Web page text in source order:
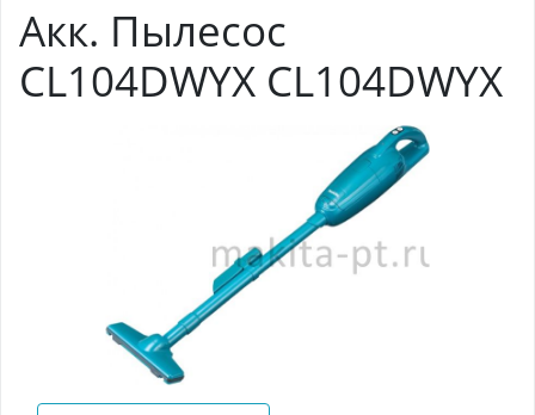
Акк. Пылесос
CL104DWYX CL104DWYX